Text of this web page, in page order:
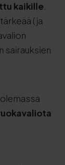
kaikille.
(ja
sairauksien